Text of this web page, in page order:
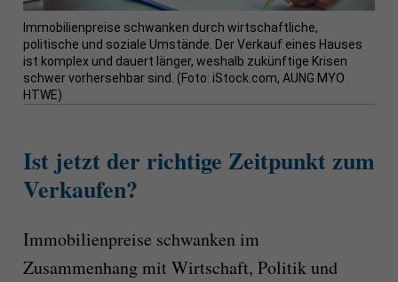
Immobilienpreise schwanken durch wirtschaftliche,
politische und soziale Umstände. Der Verkauf eines Hauses
ist komplex und dauert länger, weshalb zukünftige Krisen
schwer vorhersehbar sind. (Foto: iStock.com, AUNG MYO
HTWE)
Ist jetzt der richtige Zeitpunkt zum
Verkaufen?
Immobilienpreise schwanken im
Zusammenhang mit Wirtschaft, Politik und